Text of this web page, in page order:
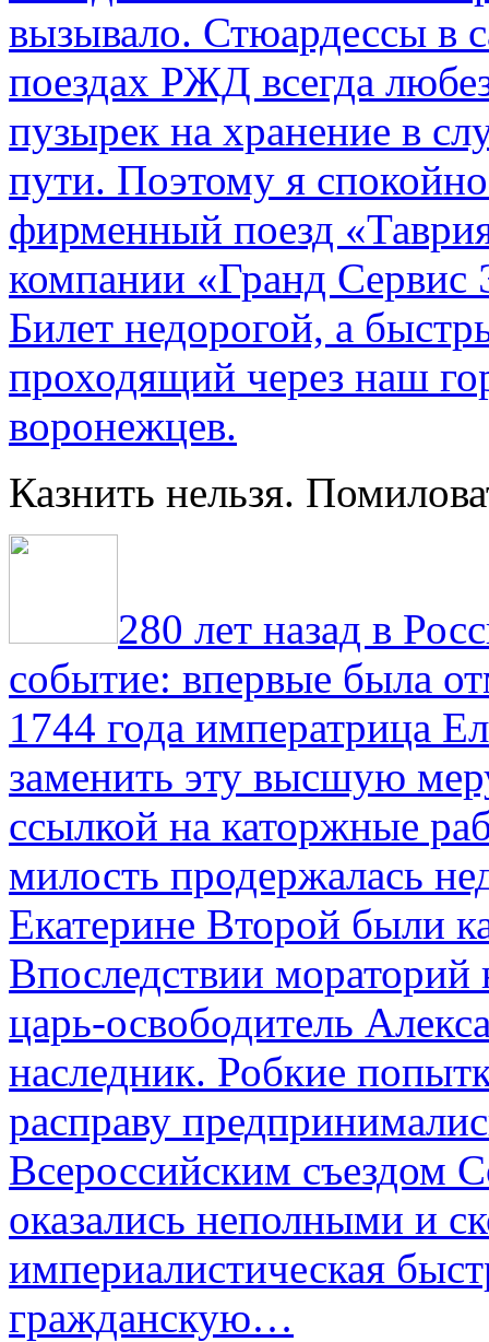
вызывало. Стюардессы в
поездах РЖД всегда
пузырек на хранение в
пути. По­этому я
фирменный поезд
компании «Гранд Сервис
Билет недорогой, а
проходящий через наш
воронежцев.
Казнить нельзя.
280 лет назад в
событие: впервые была
1744 года императрица
заменить эту высшую
ссылкой на каторжные
милость продержалась
Екатерине Второй были
Впоследствии мораторий
царь-освободитель
наследник. Робкие
расправу
Всероссийским съездом
оказались неполными и
империалистическая
гражданскую…